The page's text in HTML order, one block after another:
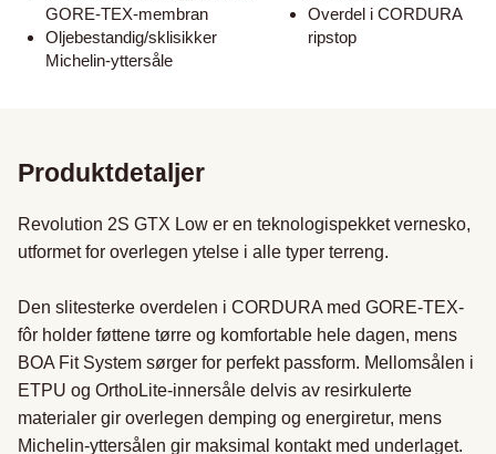
GORE-TEX-membran
Oljebestandig/sklisikker
Michelin-yttersåle
Overdel i CORDURA
ripstop
Produktdetaljer
Revolution 2S GTX Low er en teknologispekket vernesko,
utformet for overlegen ytelse i alle typer terreng.
Den slitesterke overdelen i CORDURA med GORE-TEX-
fôr holder føttene tørre og komfortable hele dagen, mens
BOA Fit System sørger for perfekt passform. Mellomsålen i
ETPU og OrthoLite-innersåle delvis av resirkulerte
materialer gir overlegen demping og energiretur, mens
Michelin-yttersålen gir maksimal kontakt med underlaget.